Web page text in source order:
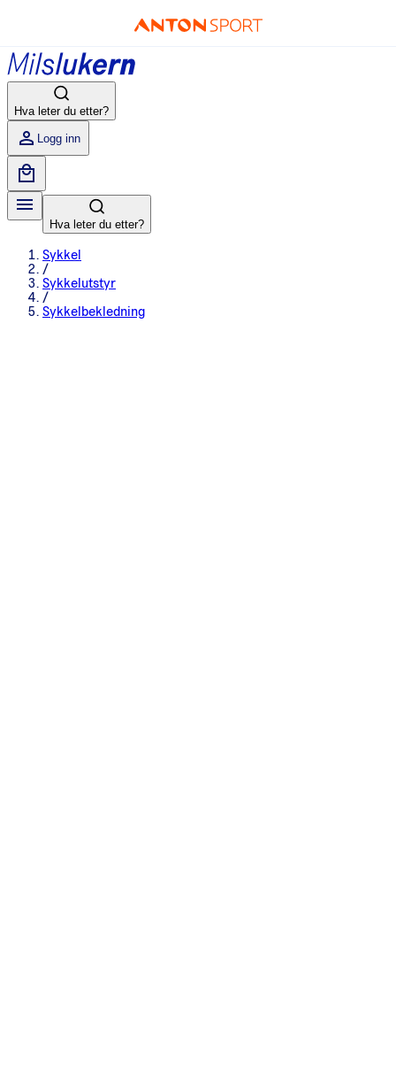
Hva leter du etter?
Logg inn
Hva leter du etter?
Sykkel
/
Sykkelutstyr
/
Sykkelbekledning